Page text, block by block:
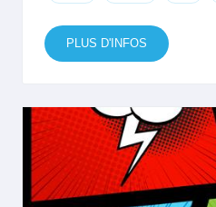
PLUS D'INFOS